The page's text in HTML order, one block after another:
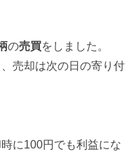
の売買をしました。
売却は次の日の寄り付
に100円でも利益にな